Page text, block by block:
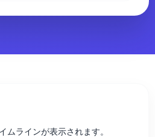
ムラインが表示されます。